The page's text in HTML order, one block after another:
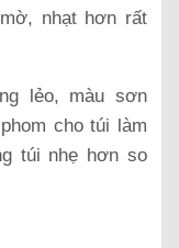
nhạt hơn rất
lẻo, màu sơn
cho túi làm
túi nhẹ hơn so